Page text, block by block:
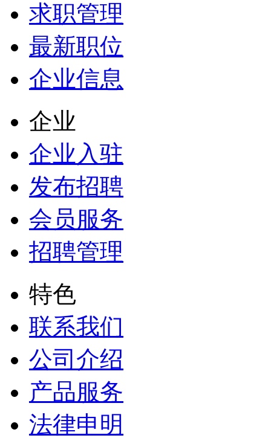
求职管理
最新职位
企业信息
企业
企业入驻
发布招聘
会员服务
招聘管理
特色
联系我们
公司介绍
产品服务
法律申明